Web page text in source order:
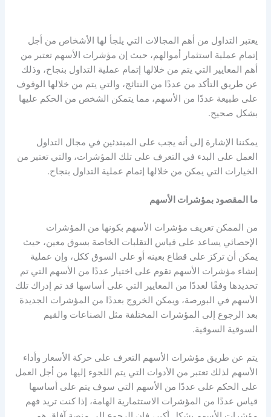
يعتبر التداول من أهم المجالات التي يلجأ لها الأشخاص من أجل
إتمام عملية استثمار أموالهم، حيث إن مؤشرات الأسهمتعتبر من
أهم المعايير التي يتم من خلالها إتمام عملية التداول بنجاح، وذلك
عن طريق التأكد من عددًا من النتائج، والتي يتم من خلالها الوقوف
على طبيعة عددًا من الأسهم، مما يتمكن الشخص من الحكم عليها
بشكل صحيح.
يمكننا الإشارة إلى أنه يجب على المبتدئين في مجال التداول
العمل على البدء في التعرف على تلك المؤشرات، والتي تعتبر من
الخيارات التي يمكن من خلالها إتمام عملية التداول بنجاح.
ما المقصود ب مؤشرات الأسهم
من الممكن تعريف مؤشرات الأسهمبكونها من المؤشرات
الإحصائي يساعد على قياس التقلبات الخاصة بسوق معين، حيث
يمكن أن تركز على قطاع بعينه أو على السوق ككل، وإن عملية
إنشاء مؤشرات الأسهمتقوم على اختيار عددًا من الأسهم التي تم
تحديدها وفقًا لعددًا من المعايير التي على أساسها قد تم إدراك تلك
الأسهم في البورصة، ويمكن الخروج بعددًا من المؤشرات الجديدة
بعد الرجوع إلى المؤشرات المختلفة مثل الصناعات والقيم
السوقية السوقية.
يتم عن طريق مؤشرات الأسهمالتعرف على حركة الأسعار وأداء
الأسهم لذلك تعتبر من الأدوات التي يتم اللجوء إليها من أجل العمل
على الحكم على عددًا من الأسهم التي سوف يتم على أساسها
قياس عددًا من المؤشرات الاستثمارية الهامة، إذا كنت تريد فهم